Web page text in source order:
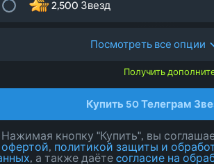
2,500 Звезд
Посмотреть все опции
Получить
Купить 50Телеграм
Нажимая кнопку "Купить", вы
офертой, политикой защиты и
, а также даёте cогласие на